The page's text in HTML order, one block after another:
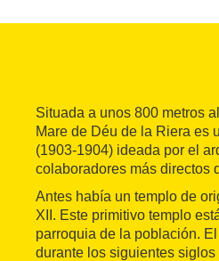
Situada a unos 800 metros
Mare de Déu de la Riera es
(1903-1904) ideada por el
colaboradores más directos
Antes había un templo de
XII. Este primitivo templo
parroquia de la población.
durante los siguientes